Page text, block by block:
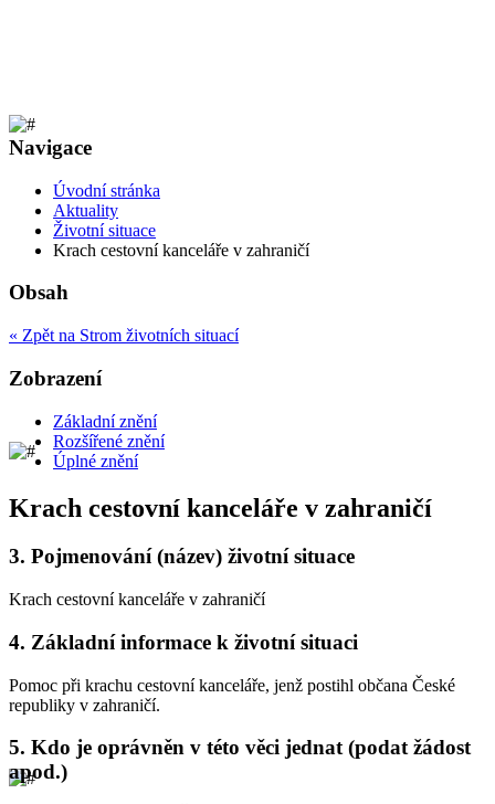
Navigace
Úvodní stránka
Aktuality
Životní situace
Krach cestovní kanceláře v zahraničí
Obsah
« Zpět na Strom životních situací
Zobrazení
Základní znění
Rozšířené znění
Úplné znění
Krach cestovní kanceláře v zahraničí
3. Pojmenování (název) životní situace
Krach cestovní kanceláře v zahraničí
4. Základní informace k životní situaci
Pomoc při krachu cestovní kanceláře, jenž postihl občana České
republiky v zahraničí.
5. Kdo je oprávněn v této věci jednat (podat žádost
apod.)